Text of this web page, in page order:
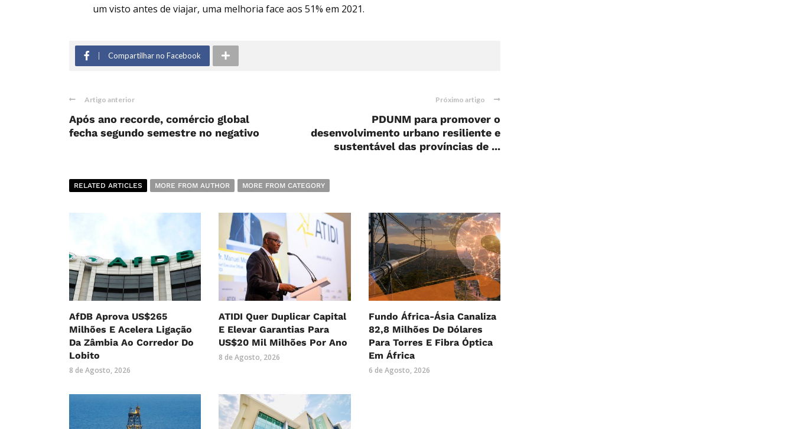
um visto antes de viajar, uma melhoria face aos 51% em 2021.
Compartilhar no Facebook
Artigo anterior
Após ano recorde, comércio global
fecha segundo semestre no negativo
Próximo artigo
PDUNM para promover o
desenvolvimento urbano resiliente e
sustentável das províncias de ...
RELATED ARTICLES MORE FROM AUTHOR MORE FROM CATEGORY
AfDB Aprova US$265
Milhões E Acelera Ligação
Da Zâmbia Ao Corredor Do
Lobito
8 de Agosto, 2026
ATIDI Quer Duplicar Capital
E Elevar Garantias Para
US$20 Mil Milhões Por Ano
8 de Agosto, 2026
Fundo África-Ásia Canaliza
82,8 Milhões De Dólares
Para Torres E Fibra Óptica
Em África
6 de Agosto, 2026